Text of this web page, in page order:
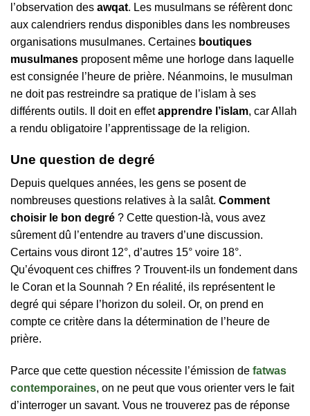
l’observation des awqat. Les musulmans se réfèrent donc
aux calendriers rendus disponibles dans les nombreuses
organisations musulmanes. Certaines boutiques
musulmanes proposent même une horloge dans laquelle
est consignée l’heure de prière. Néanmoins, le musulman
ne doit pas restreindre sa pratique de l’islam à ses
différents outils. Il doit en effetapprendre l’islam, car Allah
a rendu obligatoire l’apprentissage de la religion.
Une question de degré
Depuis quelques années, les gens se posent de
nombreuses questions relatives à la salât. Comment
choisir le bon degré ? Cette question-là, vous avez
sûrement dû l’entendre au travers d’une discussion.
Certains vous diront 12°, d’autres 15° voire 18°.
Qu’évoquent ces chiffres ? Trouvent-ils un fondement dans
le Coran et la Sounnah ? En réalité, ils représentent le
degré qui sépare l’horizon du soleil. Or, on prend en
compte ce critère dans la détermination de l’heure de
prière.
Parce que cette question nécessite l’émission de fatwas
contemporaines, on ne peut que vous orienter vers le fait
d’interroger un savant. Vous ne trouverez pas de réponse